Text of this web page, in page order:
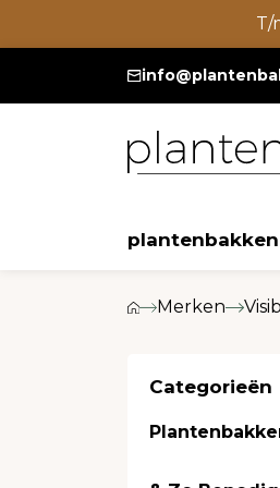
T/
plantenbakken
Merken
Categorieën